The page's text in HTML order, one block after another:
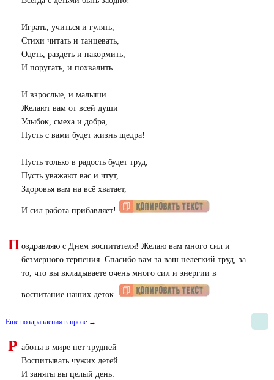
Играть, учиться и гулять,
Стихи читать и танцевать,
Одеть, раздеть и накормить,
И поругать, и похвалить.
И взрослые, и малыши
Желают вам от всей души
Улыбок, смеха и добра,
Пусть с вами будет жизнь щедра!
Пусть только в радость будет труд,
Пусть уважают вас и чтут,
Здоровья вам на всё хватает,
И сил работа прибавляет!
П оздравляю с Днем воспитателя! Желаю вам много сил и
безмерного терпения. Спасибо вам за ваш нелегкий труд, за
то, что вы вкладываете очень много сил и энергии в
воспитание наших деток.
Еще поздравления в прозе →
Р аботы в мире нет трудней —
Воспитывать чужих детей.
И заняты вы целый день: